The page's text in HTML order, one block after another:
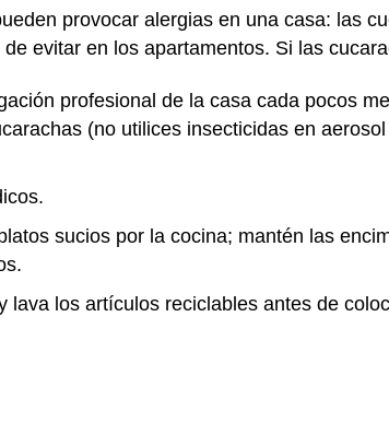
provocar alergias en una casa: las
evitar en los apartamentos. Si las
profesional de la casa cada pocos
(no utilices insecticidas en
sucios por la cocina; mantén las
lava los artículos reciclables antes de